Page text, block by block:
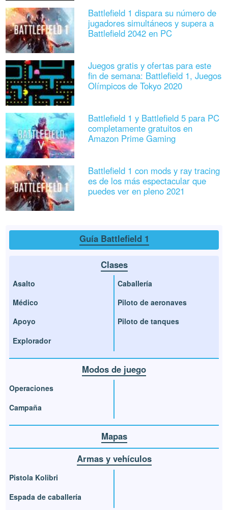
Battlefield 1 dispara su número de
jugadores simultáneos y supera a
Battlefield 2042 en PC
Juegos gratis y ofertas para este
fin de semana: Battlefield 1, Juegos
Olímpicos de Tokyo 2020
Battlefield 1 y Battlefield 5 para PC
completamente gratuitos en
Amazon Prime Gaming
Battlefield 1 con mods y ray tracing
es de los más espectacular que
puedes ver en pleno 2021
Guía Battlefield 1
Clases
Asalto
Médico
Apoyo
Explorador
Caballería
Piloto de aeronaves
Piloto de tanques
Modos de juego
Operaciones
Campaña
Mapas
Armas y vehículos
Pistola Kolibri
Espada de caballería